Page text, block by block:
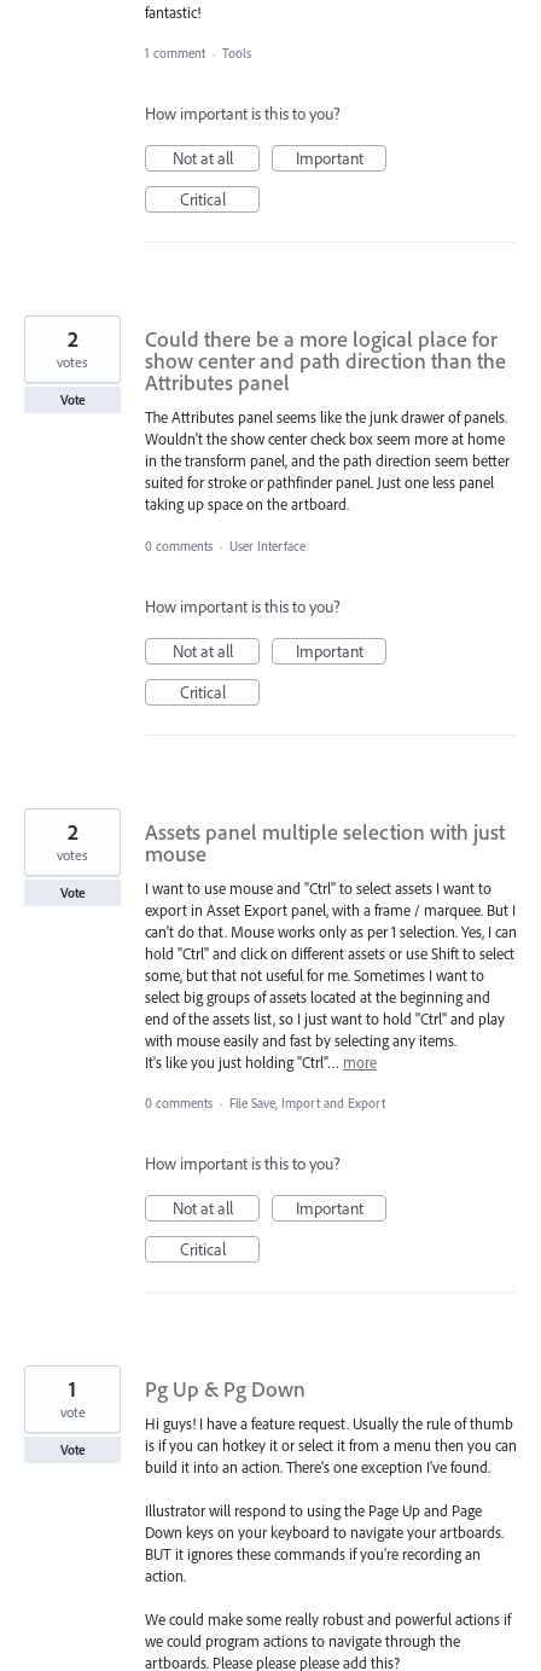
fantastic!
1 comment · Tools
How important is this to you?
Not at all
Important
Critical
Could there be a more logical place for
show center and path direction than the
Attributes panel
The Attributes panel seems like the junk drawer of panels.
Wouldn't the show center check box seem more at home
in the transform panel, and the path direction seem better
suited for stroke or pathfinder panel. Just one less panel
taking up space on the artboard.
2
votes
Vote
0 comments · User Interface
How important is this to you?
Not at all
Important
Critical
Assets panel multiple selection with just
mouse
I want to use mouse and "Ctrl" to select assets I want to
export in Asset Export panel, with a frame / marquee. But I
can't do that. Mouse works only as per 1 selection. Yes, I can
hold "Ctrl" and click on different assets or use Shift to select
some, but that not useful for me. Sometimes I want to
select big groups of assets located at the beginning and
end of the assets list, so I just want to hold "Ctrl" and play
with mouse easily and fast by selecting any items.
It's like you just holding "Ctrl"… more
2
votes
Vote
0 comments · File Save, Import and Export
How important is this to you?
Not at all
Important
Critical
Pg Up & Pg Down
Hi guys! I have a feature request. Usually the rule of thumb
is if you can hotkey it or select it from a menu then you can
build it into an action. There's one exception I've found.
Illustrator will respond to using the Page Up and Page
Down keys on your keyboard to navigate your artboards.
BUT it ignores these commands if you're recording an
action.
We could make some really robust and powerful actions if
we could program actions to navigate through the
artboards. Please please please add this?
1
vote
Vote